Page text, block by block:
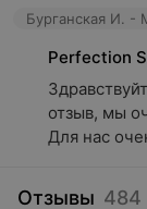
Бурганская И. -
Perfection
отзыв, мы
Для нас
Отзывы 484